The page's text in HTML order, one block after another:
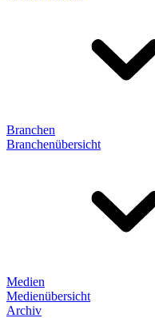
Branchen
Branchenübersicht
Medien
Medienübersicht
Archiv